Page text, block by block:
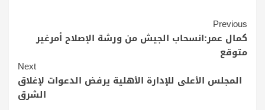
Continue
Reading
Previous
كمال عمر:انسحاب الجيش من ورشة الإصلاح أمرغير
متوقع
Next
المجلس الأعلى للإدارة الأهلية يرفض الدعوات لإغلاق
الشرق